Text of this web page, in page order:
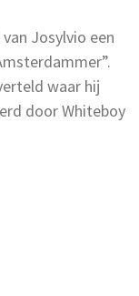
Josylvio een
waar hij
door Whiteboy